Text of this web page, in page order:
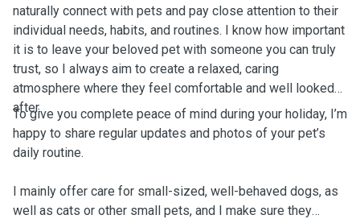
naturally connect with pets and pay close attention to their
individual needs, habits, and routines. I know how important
it is to leave your beloved pet with someone you can truly
trust, so I always aim to create a relaxed, caring
atmosphere where they feel comfortable and well looked
after.
To give you complete peace of mind during your holiday, I’m
happy to share regular updates and photos of your pet’s
daily routine.
I mainly offer care for small-sized, well-behaved dogs, as
well as cats or other small pets, and I make sure they